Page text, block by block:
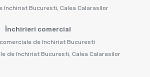
închiriat Bucuresti, Calea Calarasilor
Închirieri comercial
de închiriat Bucuresti
de închiriat Bucuresti, Calea Calarasilor